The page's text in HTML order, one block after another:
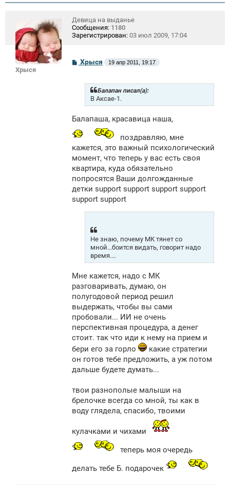
Хрыся
Девица на выданье
Сообщения: 1180
Зарегистрирован: 03 июл 2009, 17:04
С
е
Хрыся 19 апр 2011, 19:17
Балапан писал(а):
В Аксае-1.
Балапаша, красавица наша,
поздравляю, мне
кажется, это важный психологический
момент, что теперь у вас есть своя
квартира, куда обязательно
попросятся Ваши долгожданные
детки support support support support
support support
Не знаю, почему МК тянет со
мной...боится видать, говорит надо
время....
Мне кажется, надо с МК
разговаривать, думаю, он
полугодовой период решил
выдержать, чтобы вы сами
пробовали... ИИ не очень
перспективная процедура, а денег
стоит. так что иди к нему на прием и
бери его за горло
какие стратегии
он готов тебе предложить, а уж потом
дальше будете думать...
твои разнополые малыши на
брелочке всегда со мной, ты как в
воду глядела, спасибо, твоими
кулачками и чихами
теперь моя очередь
делать тебе Б. подарочек